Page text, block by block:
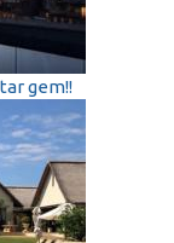
gem!!